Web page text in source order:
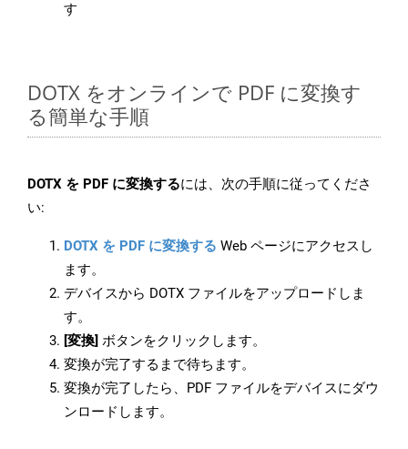
す
DOTX をオンラインで PDF に変換す
る簡単な手順
DOTX を PDF に変換するには、次の手順に従ってくださ
い:
DOTX を PDF に変換する Web ページにアクセスし
ます。
デバイスから DOTX ファイルをアップロードしま
す。
[変換] ボタンをクリックします。
変換が完了するまで待ちます。
変換が完了したら、PDF ファイルをデバイスにダウ
ンロードします。